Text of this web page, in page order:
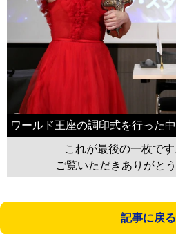
ワールド王座の調印式を行った
これが最後の一枚です
ご覧いただきありがと
記事に戻る